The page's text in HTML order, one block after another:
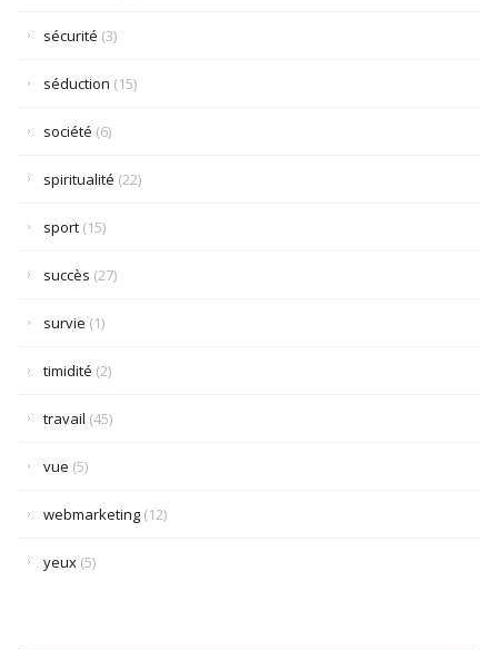
sécurité (3)
séduction (15)
société (6)
spiritualité (22)
sport (15)
succès (27)
survie (1)
timidité (2)
travail (45)
vue (5)
webmarketing (12)
yeux (5)